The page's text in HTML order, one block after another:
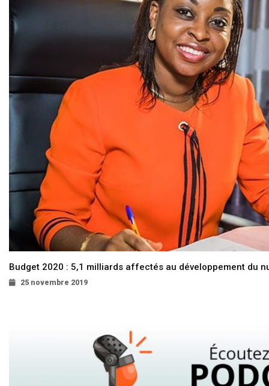
Budget 2020 : 5,1 milliards affectés au développement du
25 novembre 2019